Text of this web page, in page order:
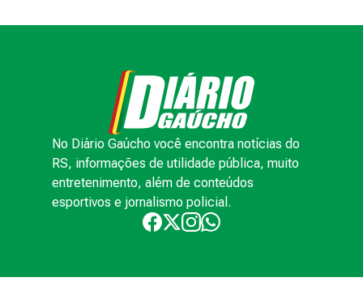
No Diário Gaúcho você encontra notícias do
RS, informações de utilidade pública, muito
entretenimento, além de conteúdos
esportivos e jornalismo policial.